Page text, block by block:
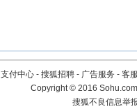
支付中心 - 搜狐招聘 - 广告服务 - 客
Copyright©2016
搜狐不良信息举